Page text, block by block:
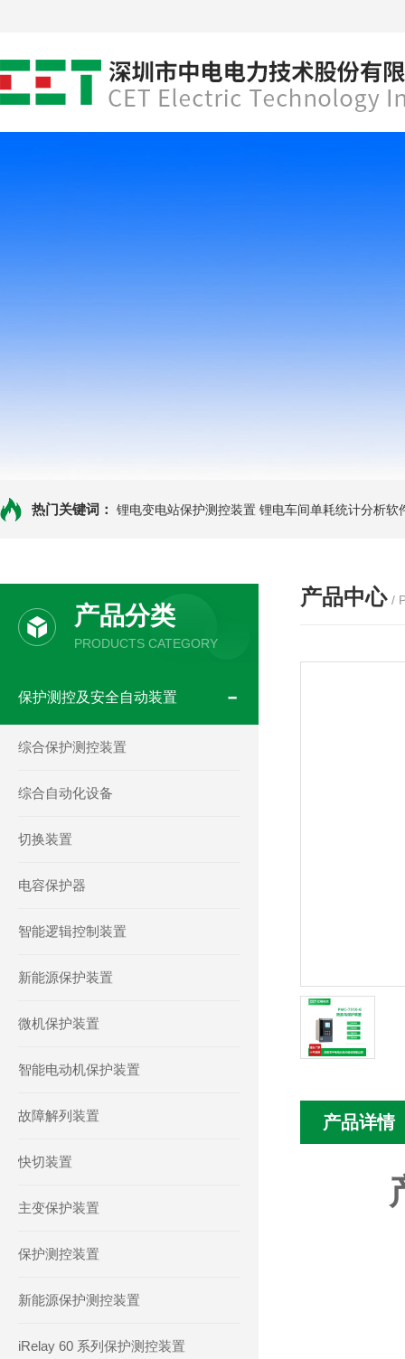
热门关键词： 锂电变电站保护测控装置 锂电车间单耗统计分析软
产品分类
PRODUCTS CATEGORY
保护测控及安全自动装置
综合保护测控装置
综合自动化设备
切换装置
电容保护器
智能逻辑控制装置
新能源保护装置
微机保护装置
智能电动机保护装置
故障解列装置
快切装置
主变保护装置
保护测控装置
新能源保护测控装置
iRelay 60 系列保护测控装置
产品中心 /
产品详情